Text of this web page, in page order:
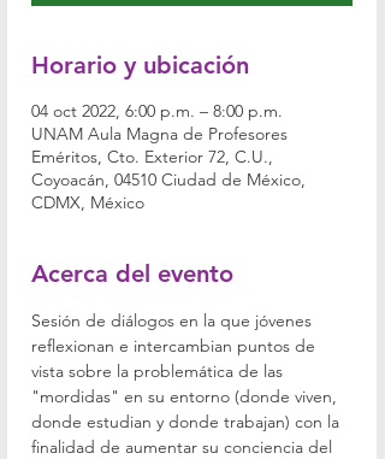
Horario y ubicación
04 oct 2022, 6:00 p.m. – 8:00 p.m.
UNAM Aula Magna de Profesores
Eméritos, Cto. Exterior 72, C.U.,
Coyoacán, 04510 Ciudad de México,
CDMX, México
Acerca del evento
Sesión de diálogos en la que jóvenes
reflexionan e intercambian puntos de
vista sobre la problemática de las
"mordidas" en su entorno (donde viven,
donde estudian y donde trabajan) con la
finalidad de aumentar su conciencia del